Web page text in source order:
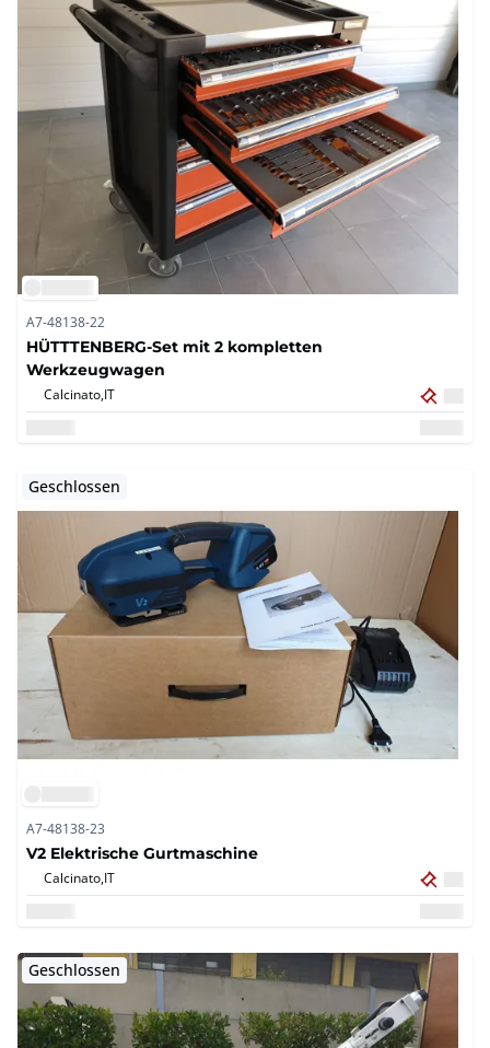
A7-48138-22
HÜTTTENBERG-Set mit 2 kompletten
Werkzeugwagen
Calcinato,IT
Geschlossen
A7-48138-23
V2 Elektrische Gurtmaschine
Calcinato,IT
Geschlossen